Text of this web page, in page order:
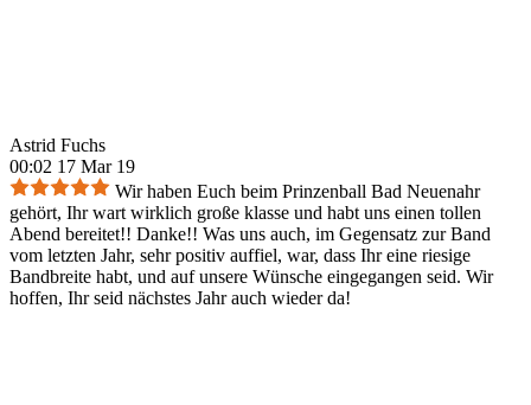
Astrid Fuchs
00:02 17 Mar 19
Wir haben Euch beim Prinzenball Bad Neuenahr
gehört, Ihr wart wirklich große klasse und habt uns einen tollen
Abend bereitet!! Danke!! Was uns auch, im Gegensatz zur Band
vom letzten Jahr, sehr positiv auffiel, war, dass Ihr eine riesige
Bandbreite habt, und auf unsere Wünsche eingegangen seid. Wir
hoffen, Ihr seid nächstes Jahr auch wieder da!